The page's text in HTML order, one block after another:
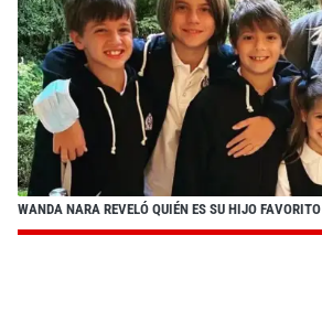
WANDA NARA REVELÓ QUIÉN ES SU HIJO FAVORITO